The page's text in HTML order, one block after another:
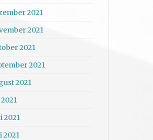
2021
2021
2021
2021
2021
2021
2021